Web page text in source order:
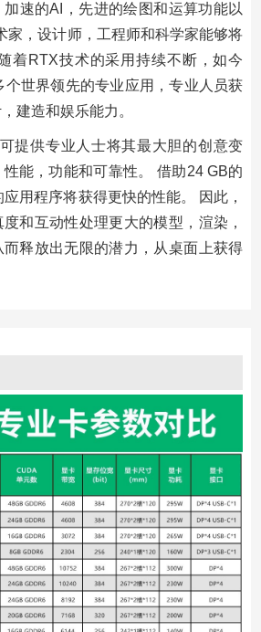
速的AI，先进的绘图和运算功能以
家，设计师，工程师和科学家能够将
着RTX技术的采用持续不断，如今
个世界领先的专业应用，专业人员获
建造和娱乐能力。
提供专业人士将其最大胆的创意变
能，功能和可靠性。 借助24 GB的
用程序将获得更快的性能。 因此，
和互动性处理更大的模型，渲染，
释放出无限的潜力，从桌面上获得